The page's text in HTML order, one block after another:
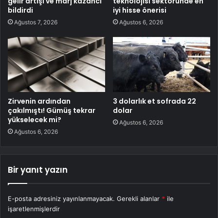
bildirdi
Ağustos 7, 2026
iyi hisse önerisi
Ağustos 6, 2026
Zirvenin ardından
çakılmıştı! Gümüş tekrar
yükselecek mi?
Ağustos 6, 2026
3 dolarlık et sofrada 22
dolar
Ağustos 6, 2026
Bir yanıt yazın
E-posta adresiniz yayınlanmayacak. Gerekli alanlar * ile
işaretlenmişlerdir